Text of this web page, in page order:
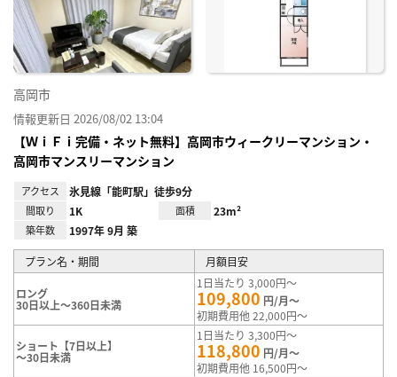
高岡市
情報更新日 2026/08/02 13:04
【ＷｉＦｉ完備・ネット無料】高岡市ウィークリーマンション・
高岡市マンスリーマンション
アクセス 氷見線「能町駅」徒歩9分
間取り 1K 面積 23m²
築年数 1997年 9月 築
プラン名・期間 月額目安
ロング
30日以上～360日未満
1日当たり 3,000円～
109,800 円/月～
初期費用他 22,000円～
ショート【7日以上】
～30日未満
1日当たり 3,300円～
118,800 円/月～
初期費用他 16,500円～